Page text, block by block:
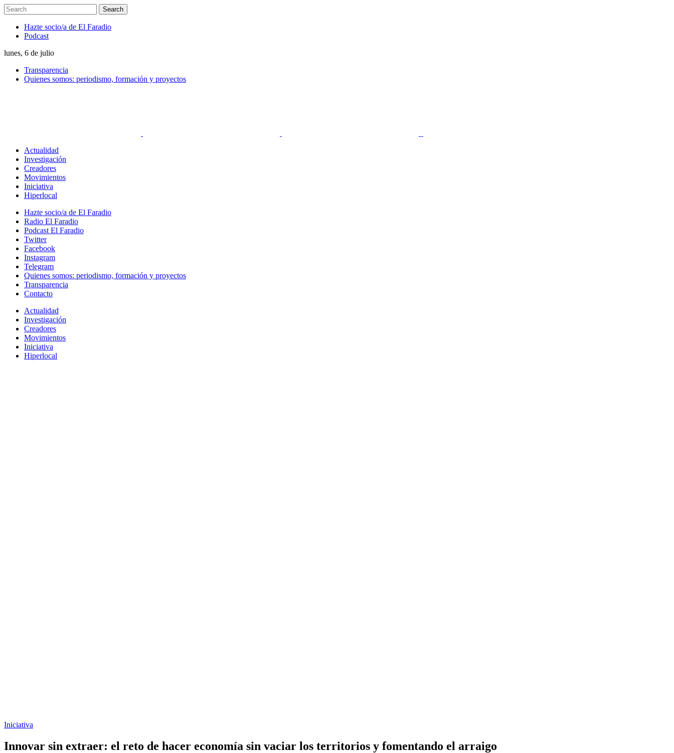
Hazte socio/a de El Faradio
Podcast
lunes, 6 de julio
Transparencia
Quienes somos: periodismo, formación y proyectos
Actualidad
Investigación
Creadores
Movimientos
Iniciativa
Hiperlocal
Hazte socio/a de El Faradio
Radio El Faradio
Podcast El Faradio
Twitter
Facebook
Instagram
Telegram
Quienes somos: periodismo, formación y proyectos
Transparencia
Contacto
Actualidad
Investigación
Creadores
Movimientos
Iniciativa
Hiperlocal
Iniciativa
Innovar sin extraer: el reto de hacer economía sin vaciar los territorios y fomentando el arraigo